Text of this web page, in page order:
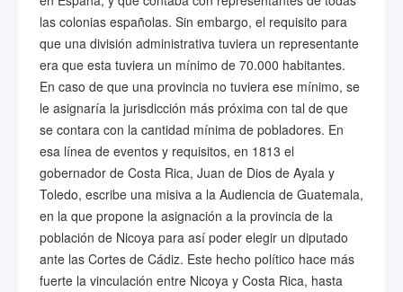
las colonias españolas. Sin embargo, el requisito para
que una división administrativa tuviera un representante
era que esta tuviera un mínimo de 70.000 habitantes.
En caso de que una provincia no tuviera ese mínimo, se
le asignaría la jurisdicción más próxima con tal de que
se contara con la cantidad mínima de pobladores. En
esa línea de eventos y requisitos, en 1813 el
gobernador de Costa Rica, Juan de Dios de Ayala y
Toledo, escribe una misiva a la Audiencia de Guatemala,
en la que propone la asignación a la provincia de la
población de Nicoya para así poder elegir un diputado
ante las Cortes de Cádiz. Este hecho político hace más
fuerte la vinculación entre Nicoya y Costa Rica, hasta